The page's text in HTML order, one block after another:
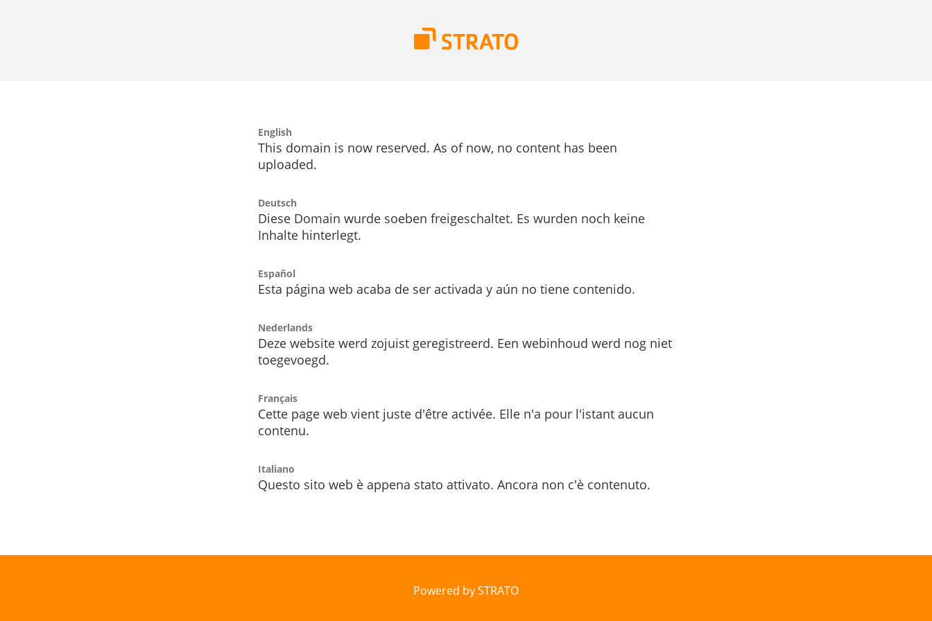
English
This domain is now reserved. As of now, no content has been
uploaded.
Deutsch
Diese Domain wurde soeben freigeschaltet. Es wurden noch keine
Inhalte hinterlegt.
Español
Esta página web acaba de ser activada y aún no tiene contenido.
Nederlands
Deze website werd zojuist geregistreerd. Een webinhoud werd nog niet
toegevoegd.
Français
Cette page web vient juste d'être activée. Elle n'a pour l'istant aucun
contenu.
Italiano
Questo sito web è appena stato attivato. Ancora non c'è contenuto.
Powered by STRATO